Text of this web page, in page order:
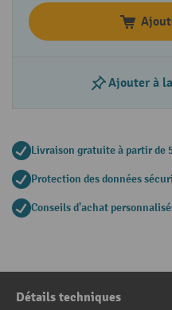
Ajouter à
Livraison gratuite à partir de
Protection des données
Conseils d'achat
Détails techniques